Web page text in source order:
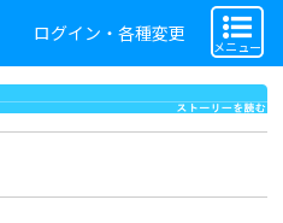
ログイン・各種変更
メニュー